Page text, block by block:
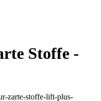
Stoffe -
zarte-stoffe-lift-plus-